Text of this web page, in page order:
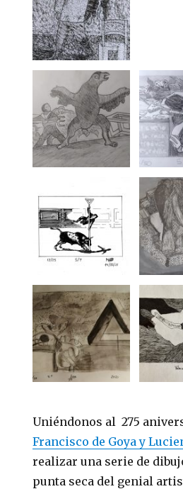
Uniéndonos al 275
Francisco de Goya y
realizar una serie de
punta seca del genial